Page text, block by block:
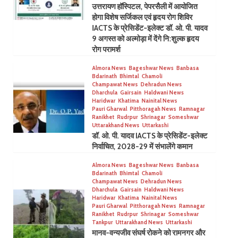
उत्तरायण हॉस्पिटल, पेपरसैली में आयोजित
होगा विशेष सर्जिकल एवं हृदय रोग शिविर
IACTS के प्रेसिडेंट-इलेक्ट डॉ. ओ. पी. यादव
9 अगस्त को अल्मोड़ा में देंगे नि:शुल्क हृदय
रोग परामर्श
Almora News Bageshwar News Banbasa
Bdarinath Bhimtal Chamoli
Champawat News Dehradun News
Dharchula Gairsain Haldwani News
Haridwar Khatima Nainital News
Pauri Gharwal Pitthoragah News Ramnagar
Ranikhet Rudrpur Shrinagar Someshwar
Uttarakhand News Uttarkashi
डॉ. ओ. पी. यादव IACTS के प्रेसिडेंट-इलेक्ट
निर्वाचित, 2028-29 में संभालेंगे कमान
Almora News Bageshwar News Banbasa
Bdarinath Bhimtal Chamoli
Champawat News Dehradun News
Dharchula Gairsain Haldwani News
Haridwar Khatima Nainital News
Pauri Gharwal Pitthoragah News Ramnagar
Ranikhet Rudrpur Shrinagar Someshwar
Tankpur Uttarakhand News Uttarkashi
मानव-वन्यजीव संघर्ष रोकने को रामनगर और